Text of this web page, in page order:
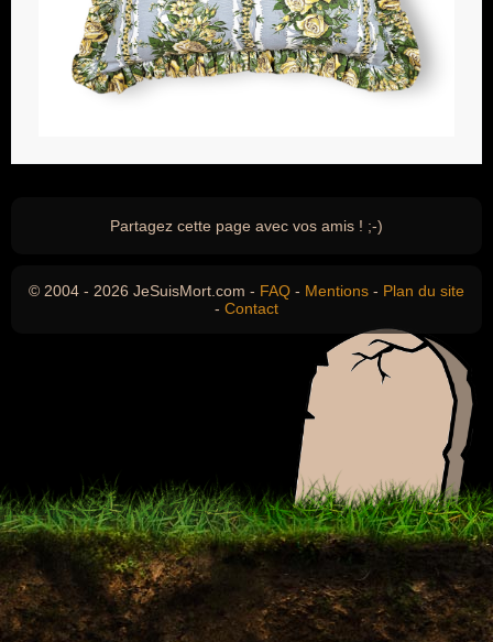
Partagez cette page avec vos amis ! ;-)
© 2004 - 2026 JeSuisMort.com - FAQ - Mentions - Plan du site
- Contact